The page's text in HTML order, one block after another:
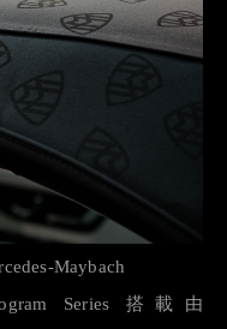
Maybach
Series 搭載由